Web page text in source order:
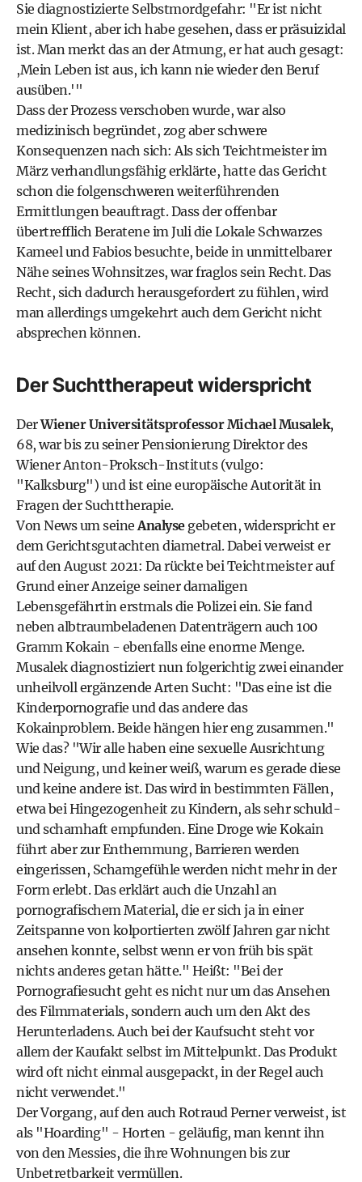
Sie diagnostizierte Selbstmordgefahr: "Er ist nicht
mein Klient, aber ich habe gesehen, dass er präsuizidal
ist. Man merkt das an der Atmung, er hat auch gesagt:
,Mein Leben ist aus, ich kann nie wieder den Beruf
ausüben.'"
Dass der Prozess verschoben wurde, war also
medizinisch begründet, zog aber schwere
Konsequenzen nach sich: Als sich Teichtmeister im
März verhandlungsfähig erklärte, hatte das Gericht
schon die folgenschweren weiterführenden
Ermittlungen beauftragt. Dass der offenbar
übertrefflich Beratene im Juli die Lokale Schwarzes
Kameel und Fabios besuchte, beide in unmittelbarer
Nähe seines Wohnsitzes, war fraglos sein Recht. Das
Recht, sich dadurch herausgefordert zu fühlen, wird
man allerdings umgekehrt auch dem Gericht nicht
absprechen können.
Der Suchttherapeut widerspricht
DerWiener Universitätsprofessor Michael Musalek,
68, war bis zu seiner Pensionierung Direktor des
Wiener Anton-Proksch-Instituts (vulgo:
"Kalksburg") und ist eine europäische Autorität in
Fragen der Suchttherapie.
Von News um seineAnalysegebeten, widerspricht er
dem Gerichtsgutachten diametral. Dabei verweist er
auf den August 2021: Da rückte bei Teichtmeister auf
Grund einer Anzeige seiner damaligen
Lebensgefährtin erstmals die Polizei ein. Sie fand
neben albtraumbeladenen Datenträgern auch 100
Gramm Kokain - ebenfalls eine enorme Menge.
Musalek diagnostiziert nun folgerichtig zwei einander
unheilvoll ergänzende Arten Sucht: "Das eine ist die
Kinderpornografie und das andere das
Kokainproblem. Beide hängen hier eng zusammen."
Wie das? "Wir alle haben eine sexuelle Ausrichtung
und Neigung, und keiner weiß, warum es gerade diese
und keine andere ist. Das wird in bestimmten Fällen,
etwa bei Hingezogenheit zu Kindern, als sehr schuld-
und schamhaft empfunden. Eine Droge wie Kokain
führt aber zur Enthemmung, Barrieren werden
eingerissen, Schamgefühle werden nicht mehr in der
Form erlebt. Das erklärt auch die Unzahl an
pornografischem Material, die er sich ja in einer
Zeitspanne von kolportierten zwölf Jahren gar nicht
ansehen konnte, selbst wenn er von früh bis spät
nichts anderes getan hätte." Heißt: "Bei der
Pornografiesucht geht es nicht nur um das Ansehen
des Filmmaterials, sondern auch um den Akt des
Herunterladens. Auch bei der Kaufsucht steht vor
allem der Kaufakt selbst im Mittelpunkt. Das Produkt
wird oft nicht einmal ausgepackt, in der Regel auch
nicht verwendet."
Der Vorgang, auf den auch Rotraud Perner verweist, ist
als "Hoarding" - Horten - geläufig, man kennt ihn
von den Messies, die ihre Wohnungen bis zur
Unbetretbarkeit vermüllen.